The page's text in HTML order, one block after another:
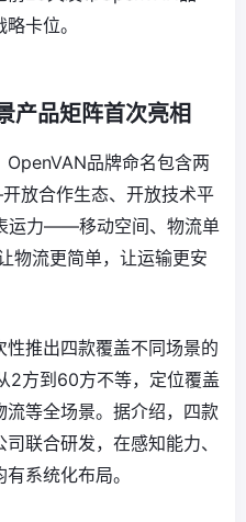
卡位。
产品矩阵首次亮相
品牌命名包含两
放合作生态、开放技术平
运力——移动空间、物流单
物流更简单，让运输更安
推出四款覆盖不同场景的
2方到60方不等，定位覆盖
等全场景。据介绍，四款
联合研发，在感知能力、
系统化布局。